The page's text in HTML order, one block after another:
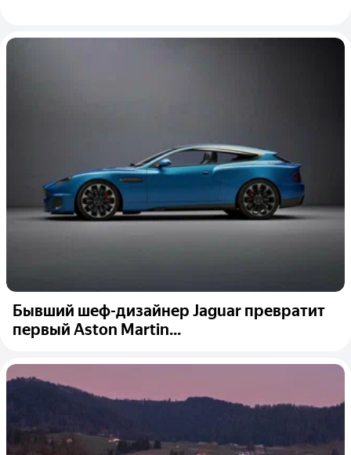
Бывший шеф-дизайнер Jaguar превратит
первый Aston Martin...